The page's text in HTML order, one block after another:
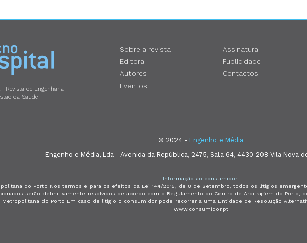
| Revista de Engenharia
da Saúde
Sobre a revista
Editora
Autores
Eventos
Assinatura
Publicidade
Contactos
© 2024 - Engenho e Média
Engenho e Média, Lda - Avenida da República, 2475, Sala 64, 4430-208 Vila Nova
Informação ao consumidor:
do Porto Nos termos e para os efeitos da Lei 144/2015, de 8 de Setembro, todos os litígios
serão definitivamente resolvidos de acordo com o Regulamento do Centro de Arbitragem do Porto,
Metropolitana do Porto Em caso de litígio o consumidor pode recorrer a uma Entidade de Resolução
www.consumidor.pt